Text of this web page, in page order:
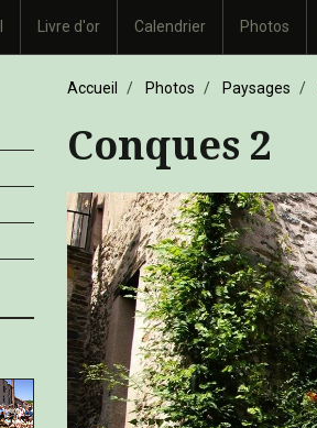
Livre d'or Calendrier Photos
Accueil Photos Paysages
Conques 2